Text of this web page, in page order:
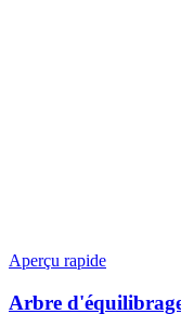
Aperçu rapide
Arbre